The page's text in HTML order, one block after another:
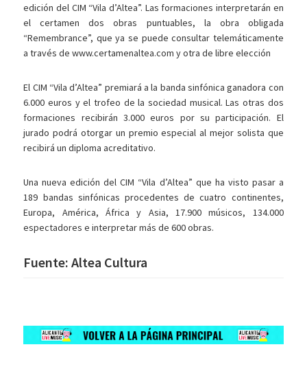
edición del CIM “Vila d’Altea”. Las formaciones interpretarán en
el certamen dos obras puntuables, la obra obligada
“Remembrance”, que ya se puede consultar telemáticamente
a través de www.certamenaltea.com y otra de libre elección
El CIM “Vila d’Altea” premiará a la banda sinfónica ganadora con
6.000 euros y el trofeo de la sociedad musical. Las otras dos
formaciones recibirán 3.000 euros por su participación. El
jurado podrá otorgar un premio especial al mejor solista que
recibirá un diploma acreditativo.
Una nueva edición del CIM “Vila d’Altea” que ha visto pasar a
189 bandas sinfónicas procedentes de cuatro continentes,
Europa, América, África y Asia, 17.900 músicos, 134.000
espectadores e interpretar más de 600 obras.
Fuente: Altea Cultura